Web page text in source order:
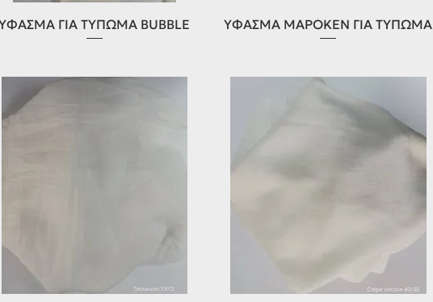
Γρήγορη προβολή
ΓΙΑ ΤΥΠΩΜΑ BUBBLE Γρήγορη προβολή
ΥΦΑΣΜΑ ΜΑΡΟΚΕΝ ΓΙΑ ΤΥΠΩΜΑ